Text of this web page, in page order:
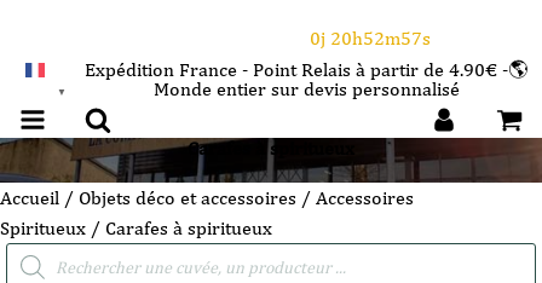
0j 20h52m56s
▼
Expédition France - Point Relais à partir de 4.90€ -🌎
Monde entier sur devis personnalisé
Carafes à spiritueux
Accueil / Objets déco et accessoires / Accessoires
Spiritueux / Carafes à spiritueux
Recherche